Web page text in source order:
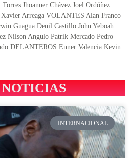
Jhoanner Chávez Joel Ordóñez
Arreaga VOLANTES Alan Franco
Guagua Denil Castillo John Yeboah
Nilson Angulo Patrik Mercado Pedro
DELANTEROS Enner Valencia Kevin
INTERNACIONAL